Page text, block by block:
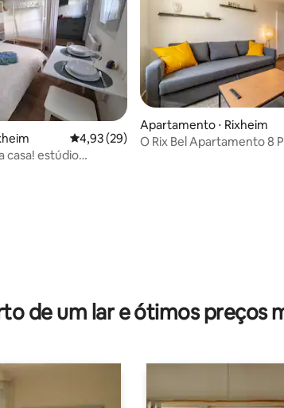
74 avaliações
4,93 de uma avaliação média de 5, 29
4,93 (29)
casa! estúdio
Apartamento ⋅ Rixheim
O Rix Bel Apartamento 8
de um lar e ótimos preços